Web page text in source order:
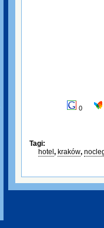
0
Tagi:
hotel , kraków,